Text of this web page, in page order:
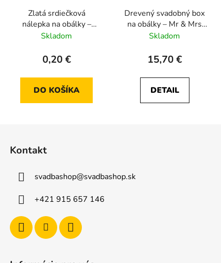
Zlatá srdiečková
nálepka na obálky –
Samolepiaca ozdoba (1
Skladom
0,20 €
DO KOŠÍKA
Drevený svadobný box
na obálky – Mr & Mrs
(Srdiečkový)
Skladom
15,70 €
DETAIL
Kontakt
svadbashop@svadbashop.sk
+421 915 657 146